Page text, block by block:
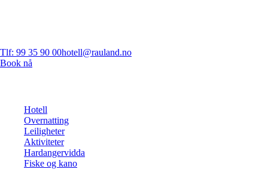
Tlf: 99 35 90 00hotell@rauland.no
Book nå
Hotell
Overnatting
Leiligheter
Aktiviteter
Hardangervidda
Fiske og kano